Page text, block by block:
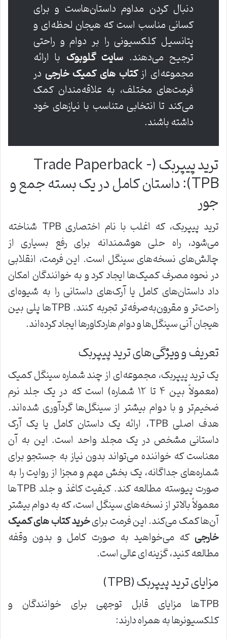
دنبال کردن مداوم داستان‌هاست و برای
کسانی مناسب است که هیجان لحظه‌ای و
پتانسیل کلکسیونی را بر دوام و راحتی
ترجیح می‌دهند. سایت گلوبوک با ارائه
مجموعه‌ای ازکتاب های کمیک خارجی در
فرمت‌های مختلف، به علاقه‌مندان کمک
می‌کند تا انتخابی متناسب با نیازهای خود
داشته باشند.
ترید پیپربک (Trade Paperback –
TPB): داستان کامل در یک بسته جمع و
جور
ترید پیپربک، که اغلب با نام اختصاری TPB شناخته
می‌شود، راه حلی هوشمندانه برای رفع بسیاری از
چالش‌های نسخه‌های سینگل است. این فرمت، انقلابی
در نحوه مصرف کمیک‌ها ایجاد کرد و به خوانندگان امکان
داد داستان‌های کامل یا آرک‌های داستانی را به شیوه‌ای
راحت‌تر و مقرون‌به‌صرفه‌تر تجربه کنند. TPBها پلی بین
هیجان آنی سینگل‌ها و دوام هاردکاورها ایجاد کرده‌اند.
تعریف و ویژگی‌های ترید پیپربک
یک ترید پیپربک، مجموعه‌ای از چند شماره سینگل کمیک
(معمولاً بین ۴ تا ۱۲ شماره) است که در یک جلد نرم
ضخیم‌تر و با دوام بیشتر از سینگل‌ها گردآوری شده‌اند.
هدف اصلی TPB، ارائه یک داستان کامل یا یک آرک
داستانی مشخص در یک مجلد واحد است. این به آن
معناست که خواننده می‌تواند بدون نیاز به جستجو برای
شماره‌های جداگانه، یک بخش مهم و مجزا از روایت را به
صورت پیوسته مطالعه کند. کیفیت کاغذ و جلد TPBها
معمولاً بالاتر از نسخه‌های سینگل است، که به دوام بیشتر
آن‌ها کمک می‌کند. این فرمت برایخرید کتاب های کمیک
خارجی که می‌خواهید به صورت کامل و بدون وقفه
مطالعه کنید، گزینه‌ای عالی است.
مزایای ترید پیپربک (TPB)
TPBها مزایای قابل توجهی برای خوانندگان و
کلکسیونرها به همراه دارند: